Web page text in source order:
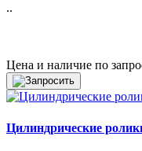
..
Цена и наличие по
Цилиндрические